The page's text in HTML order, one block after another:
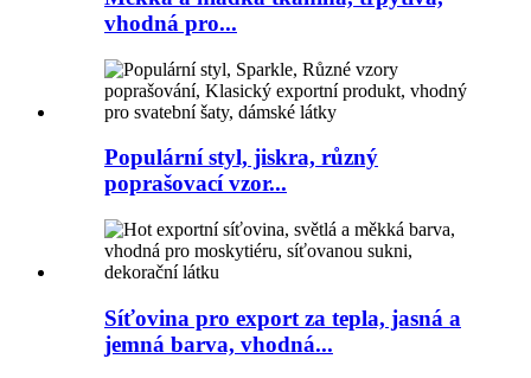
vhodná pro...
Populární styl, jiskra, různý
poprašovací vzor...
Síťovina pro export za tepla, jasná a
jemná barva, vhodná...